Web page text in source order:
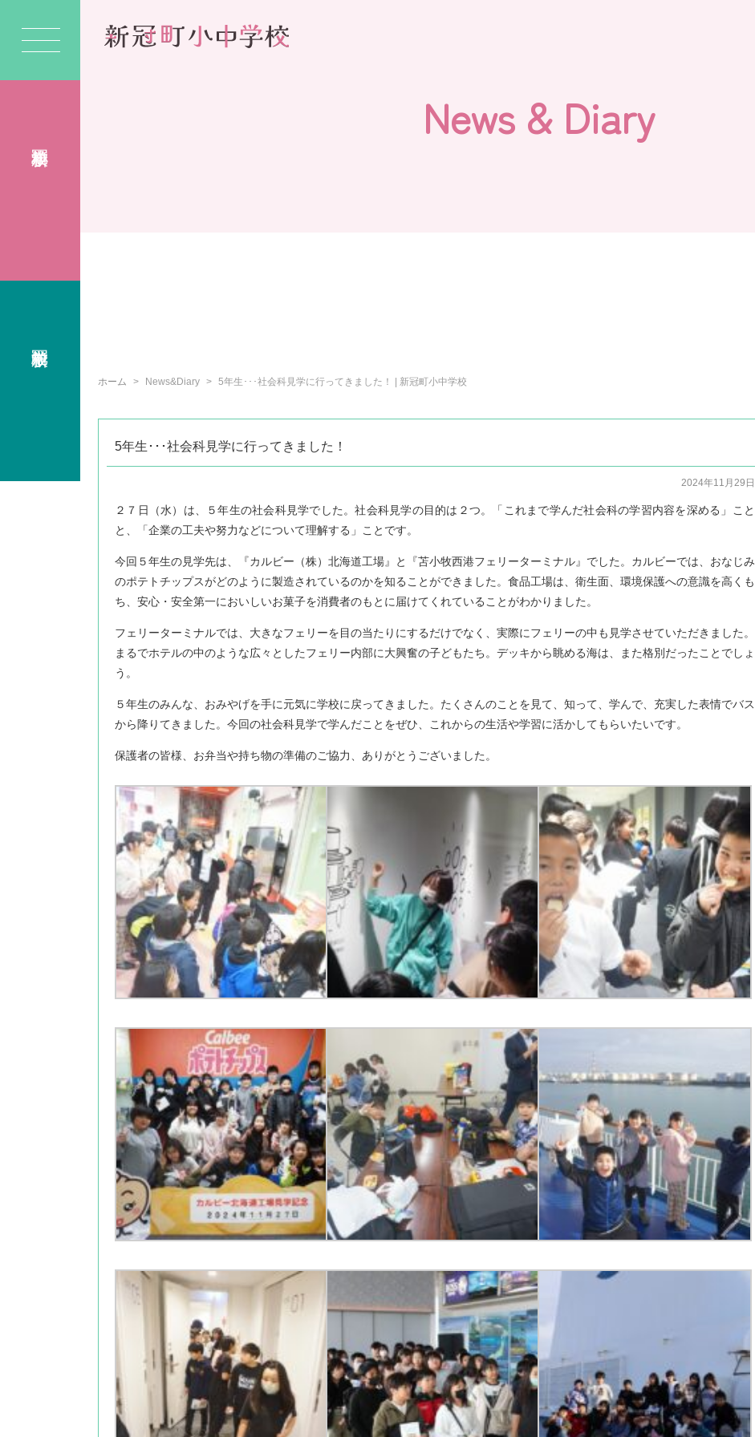
News & Diary
ホーム News&Diary 5年生･･･社会科見学に行ってきました！ | 新冠町小中学校
5年生･･･社会科見学に行ってきました！
2024年11月29日
２７日（水）は、５年生の社会科見学でした。社会科見学の目的は２つ。「これまで学んだ社会科の学習内容を深める」こと
と、「企業の工夫や努力などについて理解する」ことです。
今回５年生の見学先は、『カルビー（株）北海道工場』と『苫小牧西港フェリーターミナル』でした。カルビーでは、おなじみ
のポテトチップスがどのように製造されているのかを知ることができました。食品工場は、衛生面、環境保護への意識を高くも
ち、安心・安全第一においしいお菓子を消費者のもとに届けてくれていることがわかりました。
フェリーターミナルでは、大きなフェリーを目の当たりにするだけでなく、実際にフェリーの中も見学させていただきました。
まるでホテルの中のような広々としたフェリー内部に大興奮の子どもたち。デッキから眺める海は、また格別だったことでしょ
う。
５年生のみんな、おみやげを手に元気に学校に戻ってきました。たくさんのことを見て、知って、学んで、充実した表情でバス
から降りてきました。今回の社会科見学で学んだことをぜひ、これからの生活や学習に活かしてもらいたいです。
保護者の皆様、お弁当や持ち物の準備のご協力、ありがとうございました。